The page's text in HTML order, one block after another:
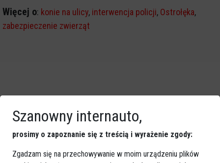
Więcej o: konie na ulicy, interwencja policji, Ostrołęka,
zabezpieczenie zwierząt
Szanowny internauto,
prosimy o zapoznanie się z treścią i wyrażenie zgody:
Zgadzam się na przechowywanie w moim urządzeniu plików